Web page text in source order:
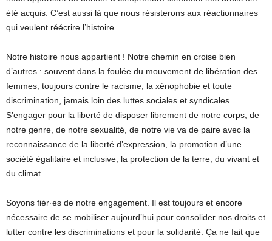
été acquis. C’est aussi là que nous résisterons aux réactionnaires
qui veulent réécrire l’histoire.
Notre histoire nous appartient ! Notre chemin en croise bien
d’autres : souvent dans la foulée du mouvement de libération des
femmes, toujours contre le racisme, la xénophobie et toute
discrimination, jamais loin des luttes sociales et syndicales.
S’engager pour la liberté de disposer librement de notre corps, de
notre genre, de notre sexualité, de notre vie va de paire avec la
reconnaissance de la liberté d’expression, la promotion d’une
société égalitaire et inclusive, la protection de la terre, du vivant et
du climat.
Soyons fièr·es de notre engagement. Il est toujours et encore
nécessaire de se mobiliser aujourd’hui pour consolider nos droits et
lutter contre les discriminations et pour la solidarité. Ça ne fait que